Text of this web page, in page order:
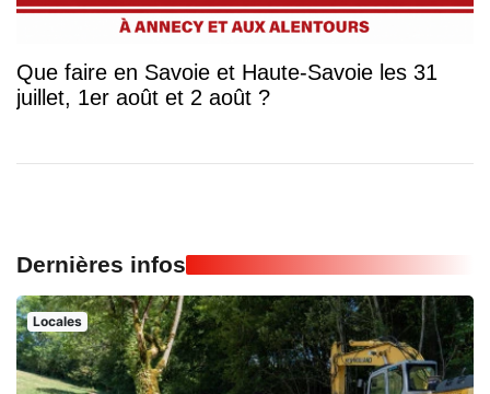
Que faire en Savoie et Haute-Savoie les 31
juillet, 1er août et 2 août ?
Dernières infos
Locales